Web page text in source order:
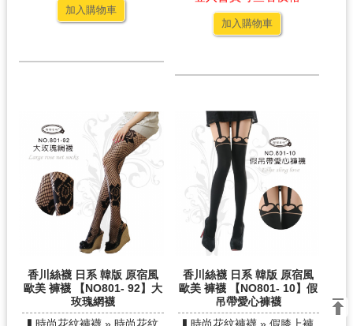
加入購物車
加入購物車
香川絲襪 日系 韓版 原宿風
歐美 褲襪 【NO801- 92】大
玫瑰網襪
▍時尚花紋褲襪 » 時尚花紋
香川絲襪 日系 韓版 原宿風
歐美 褲襪 【NO801- 10】假
吊帶愛心褲襪
▍時尚花紋褲襪 » 假膝上褲